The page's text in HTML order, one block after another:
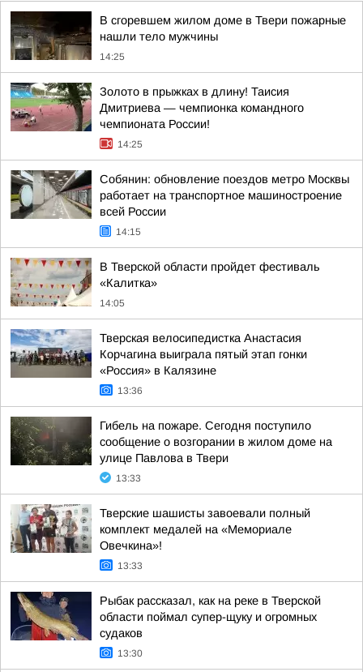
В сгоревшем жилом доме в Твери пожарные
нашли тело мужчины
14:25
Золото в прыжках в длину! Таисия
Дмитриева — чемпионка командного
чемпионата России!
14:25
Собянин: обновление поездов метро Москвы
работает на транспортное машиностроение
всей России
14:15
В Тверской области пройдет фестиваль
«Калитка»
14:05
Тверская велосипедистка Анастасия
Корчагина выиграла пятый этап гонки
«Россия» в Калязине
13:36
Гибель на пожаре. Сегодня поступило
сообщение о возгорании в жилом доме на
улице Павлова в Твери
13:33
Тверские шашисты завоевали полный
комплект медалей на «Мемориале
Овечкина»!
13:33
Рыбак рассказал, как на реке в Тверской
области поймал супер-щуку и огромных
судаков
13:30